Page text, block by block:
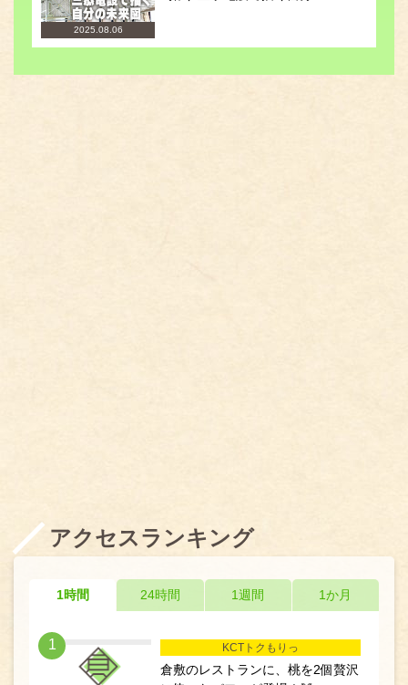
2025.08.06
アクセスランキング
1時間 24時間 1週間 1か月
1 KCTトクもりっ
倉敷のレストランに、桃を2個贅沢